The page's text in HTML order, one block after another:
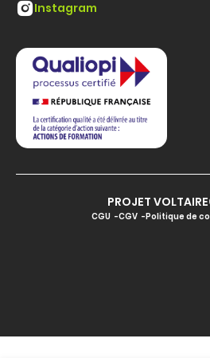
Instagram
PROJET
CGU CGV Politique de